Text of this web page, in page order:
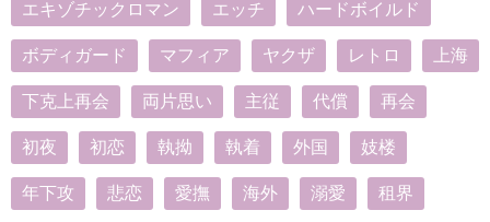
エキゾチックロマン エッチ ハードボイルド
ボディガード マフィア ヤクザ レトロ 上海
下克上再会 両片思い 主従 代償 再会
初夜 初恋 執拗 執着 外国 妓楼
年下攻 悲恋 愛撫 海外 溺愛 租界